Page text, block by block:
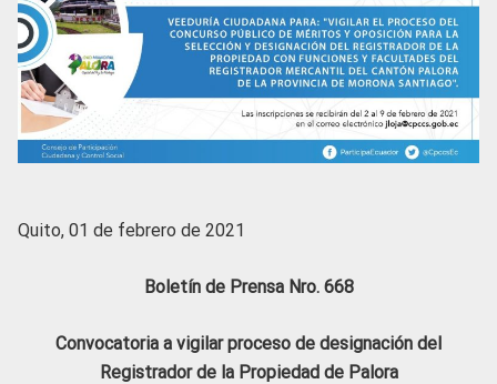
Quito, 01 de febrero de 2021
Boletín de Prensa Nro. 668
Convocatoria a vigilar proceso de designación del
Registrador de la Propiedad de Palora